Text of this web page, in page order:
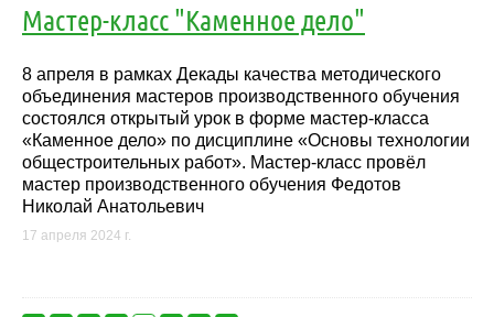
Мастер-класс "Каменное дело"
8 апреля в рамках Декады качества методического
объединения мастеров производственного обучения
состоялся открытый урок в форме мастер-класса
«Каменное дело» по дисциплине «Основы технологии
общестроительных работ». Мастер-класс провёл
мастер производственного обучения Федотов
Николай Анатольевич
17 апреля 2024 г.